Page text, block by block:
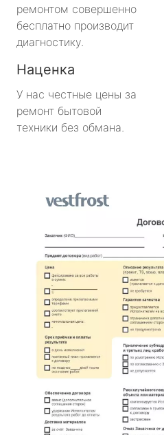
ремонтом совершенно
бесплатно производит
диагностику.
Наценка
У нас честные цены за
ремонт бытовой
техники без обмана.